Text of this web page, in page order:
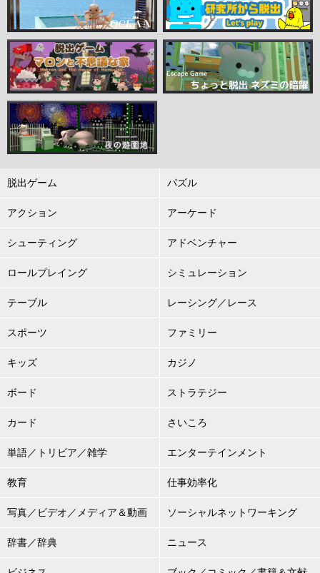
脱出ゲーム パズル
アクション アーケード
シューティング アドベンチャー
ロールプレイング シミュレーション
テーブル レーシング／レース
スポーツ ファミリー
キッズ カジノ
ボード ストラテジー
カード さいころ
単語／トリビア／雑学 エンターテインメント
教育 仕事効率化
写真／ビデオ／メディア＆動画 ソーシャルネットワーキング
辞書／辞典 ニュース